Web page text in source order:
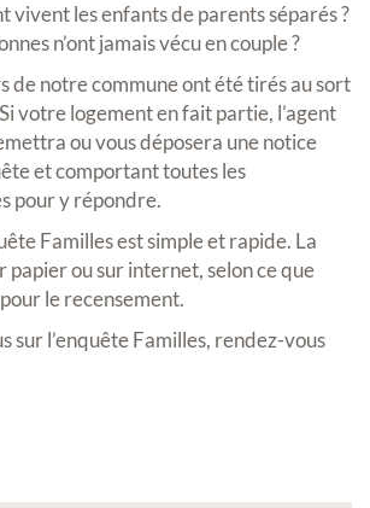
vivent les enfants de parents séparés ?
n’ont jamais vécu en couple ?
de notre commune ont été tirés au sort
votre logement en fait partie, l’agent
ou vous déposera une notice
et comportant toutes les
pour y répondre.
Familles est simple et rapide. La
papier ou sur internet, selon ce que
le recensement.
sur l’enquête Familles, rendez-vous